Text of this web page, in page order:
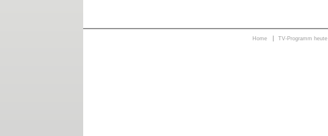
Home TV-Programm heute